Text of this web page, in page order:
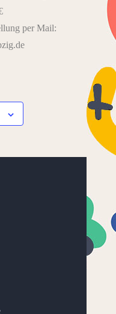
per Mail: